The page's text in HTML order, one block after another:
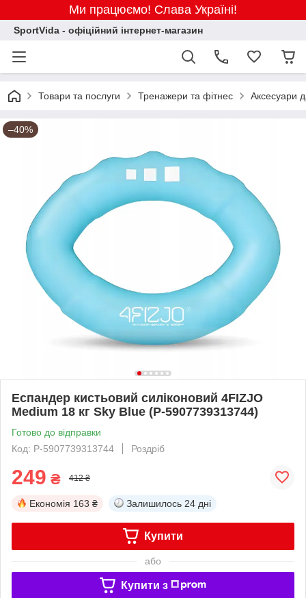
Ми працюємо! Слава Україні!
SportVida - офіційний інтернет-магазин
Товари та послуги Тренажери та фітнес Аксесуари
–40%
Еспандер кистьовий силіконовий 4FIZJO
Medium 18 кг Sky Blue (P-5907739313744)
Готово до відправки
Код: P-5907739313744
Роздріб
249 ₴ 412 ₴
Економія 163 ₴ Залишилось 24 дні
Купити
або
Купити з